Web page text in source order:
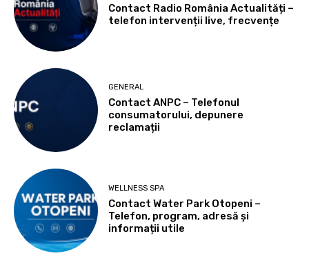
Contact Radio România Actualități –
telefon intervenții live, frecvențe
GENERAL
Contact ANPC – Telefonul
consumatorului, depunere
reclamații
WELLNESS SPA
Contact Water Park Otopeni –
Telefon, program, adresă și
informații utile